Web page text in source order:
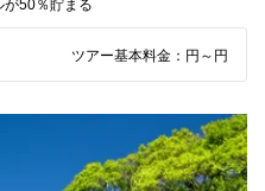
50％貯まる
ツアー基本料金： 円～ 円